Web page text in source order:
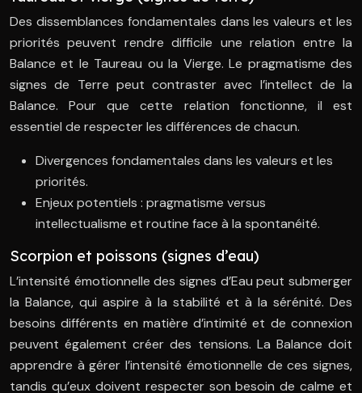
Des dissemblances fondamentales dans les valeurs et les
priorités peuvent rendre difficile une relation entre la
Balance et le Taureau ou la Vierge. Le pragmatisme des
signes de Terre peut contraster avec l’intellect de la
Balance. Pour que cette relation fonctionne, il est
essentiel de respecter les différences de chacun.
Divergences fondamentales dans les valeurs et les
priorités.
Enjeux potentiels : pragmatisme versus
intellectualisme et routine face à la spontanéité.
Scorpion et poissons (signes d’eau)
L’intensité émotionnelle des signes d’Eau peut submerger
la Balance, qui aspire à la stabilité et à la sérénité. Des
besoins différents en matière d’intimité et de connexion
peuvent également créer des tensions. La Balance doit
apprendre à gérer l’intensité émotionnelle de ces signes,
tandis qu’eux doivent respecter son besoin de calme et